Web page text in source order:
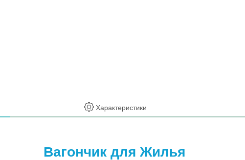
Характеристики
Вагончик для Жилья